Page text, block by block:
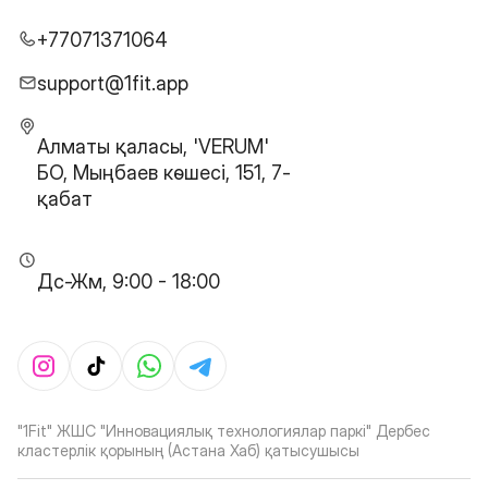
+77071371064
support@1fit.app
Алматы қаласы, 'VERUM'
БО, Мыңбаев көшесі, 151, 7-
қабат
Дс-Жм, 9:00 - 18:00
"1Fit" ЖШС "Инновациялық технологиялар паркі" Дербес
кластерлік қорының (Астана Хаб) қатысушысы